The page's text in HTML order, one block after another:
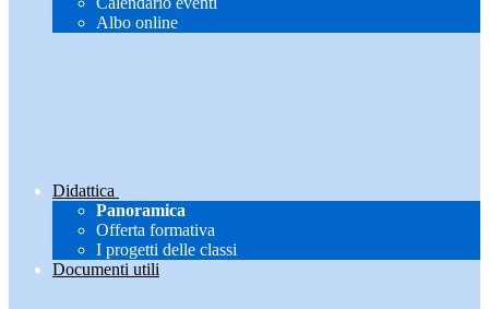
Albo online
Didattica
Panoramica
Offerta formativa
I progetti delle classi
Documenti utili